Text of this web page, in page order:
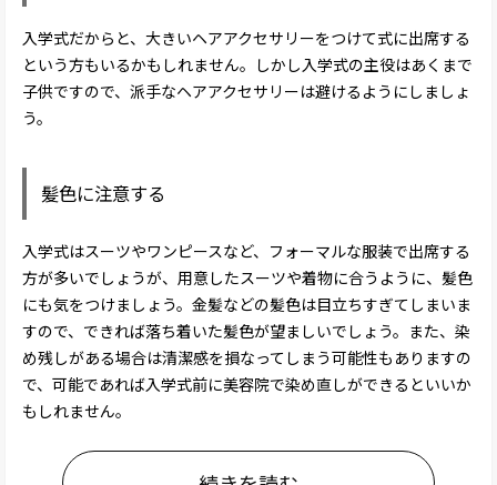
入学式だからと、大きいヘアアクセサリーをつけて式に出席する
という方もいるかもしれません。しかし入学式の主役はあくまで
子供ですので、派手なヘアアクセサリーは避けるようにしましょ
う。
髪色に注意する
入学式はスーツやワンピースなど、フォーマルな服装で出席する
方が多いでしょうが、用意したスーツや着物に合うように、髪色
にも気をつけましょう。金髪などの髪色は目立ちすぎてしまいま
すので、できれば落ち着いた髪色が望ましいでしょう。また、染
め残しがある場合は清潔感を損なってしまう可能性もありますの
で、可能であれば入学式前に美容院で染め直しができるといいか
もしれません。